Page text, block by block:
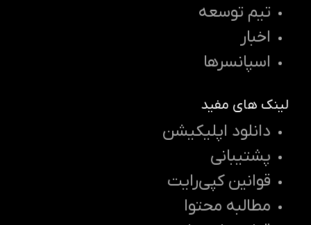
تیم توسعه
اخبار
اسپانسرها
لینک های مفید
دانلود اپلیکیشن
پشتیبانی
قوانین کپی‌رایت
مطالبه محتوا